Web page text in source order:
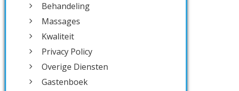
Behandeling
Massages
Kwaliteit
Privacy Policy
Overige Diensten
Gastenboek